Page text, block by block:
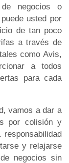
negocios o
usted por
de tan poco
a través de
como Avis,
a todos
para cada
vamos a dar a
por colisión y
y relajarse
negocios sin